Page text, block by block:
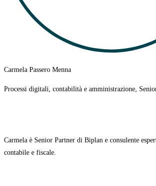
Carmela Passero Menna
Processi digitali, contabilità e amministrazione,
Carmela è Senior Partner di Biplan e consulente
contabile e fiscale.